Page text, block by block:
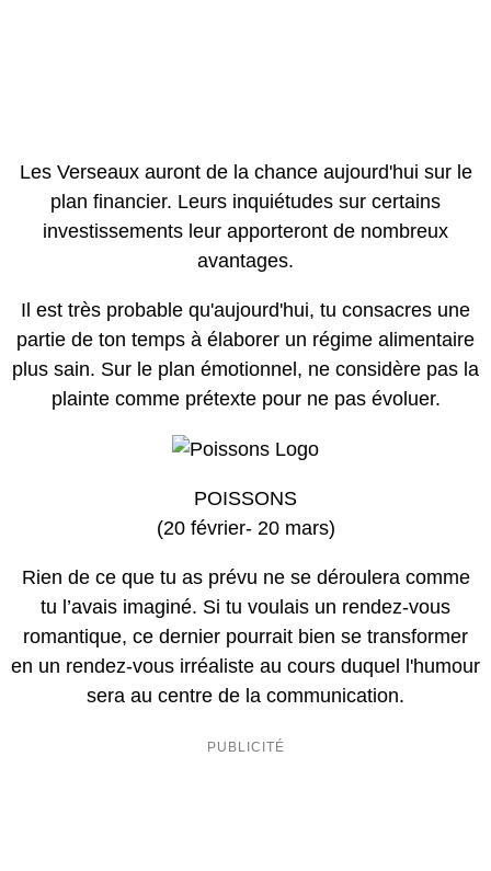
Les Verseaux auront de la chance aujourd'hui sur le
plan financier. Leurs inquiétudes sur certains
investissements leur apporteront de nombreux
avantages.
Il est très probable qu'aujourd'hui, tu consacres une
partie de ton temps à élaborer un régime alimentaire
plus sain. Sur le plan émotionnel, ne considère pas la
plainte comme prétexte pour ne pas évoluer.
POISSONS
(20 février- 20 mars)
Rien de ce que tu as prévu ne se déroulera comme
tu l’avais imaginé. Si tu voulais un rendez-vous
romantique, ce dernier pourrait bien se transformer
en un rendez-vous irréaliste au cours duquel l'humour
sera au centre de la communication.